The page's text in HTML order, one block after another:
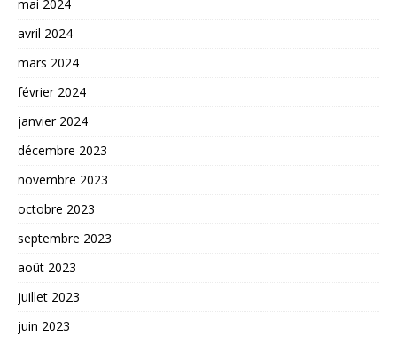
mai 2024
avril 2024
mars 2024
février 2024
janvier 2024
décembre 2023
novembre 2023
octobre 2023
septembre 2023
août 2023
juillet 2023
juin 2023